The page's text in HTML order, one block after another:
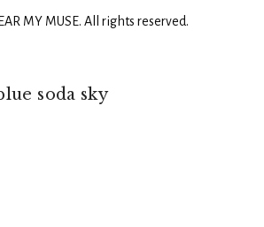
MY MUSE. All rights reserved.
soda sky